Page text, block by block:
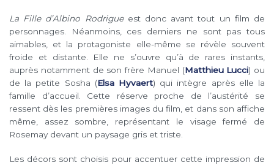
La Fille d’Albino Rodrigueest donc avant tout un film de
personnages. Néanmoins, ces derniers ne sont pas tous
aimables, et la protagoniste elle-même se révèle souvent
froide et distante. Elle ne s’ouvre qu’à de rares instants,
auprès notamment de son frère Manuel (Matthieu Lucci) ou
de la petite Sosha (Elsa Hyvaert) qui intègre après elle la
famille d’accueil. Cette réserve proche de l’austérité se
ressent dès les premières images du film, et dans son affiche
même, assez sombre, représentant le visage fermé de
Rosemay devant un paysage gris et triste.
Les décors sont choisis pour accentuer cette impression de